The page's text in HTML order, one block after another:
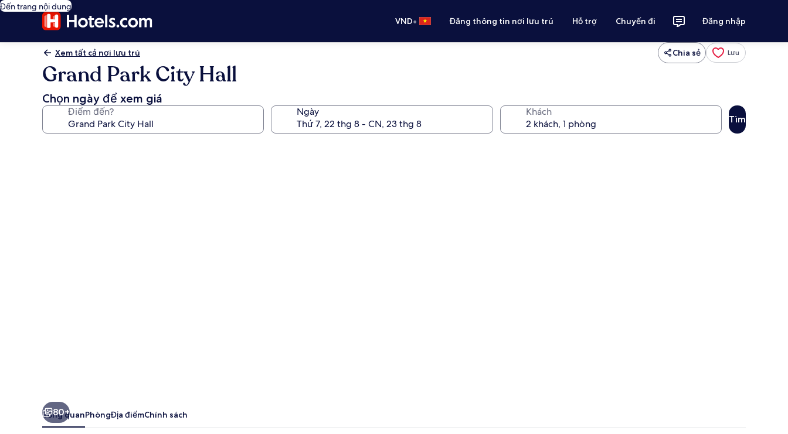
Đến trang nội dung
VND• Đăng thông tin nơi lưu trú Hỗ trợ Chuyến đi Đăng nhập
Xem tất cả nơi lưu trú Chia sẻ Lưu
Grand Park City Hall
Chọn ngày để xem giá
Điểm đến? Ngày Khách
Tìm
80+
Tổng quanPhòngĐịa điểmChính sách